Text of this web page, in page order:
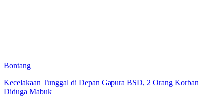
Bontang
Kecelakaan Tunggal di Depan Gapura BSD, 2 Orang Korban
Diduga Mabuk